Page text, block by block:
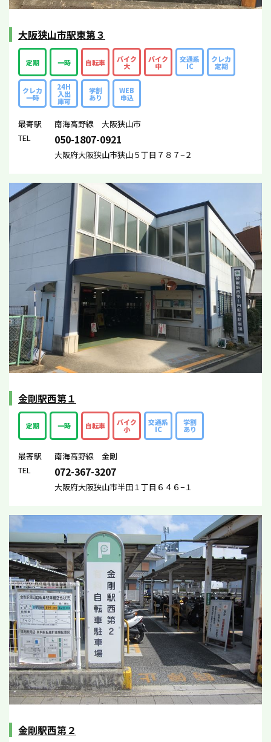
大阪狭山市駅東第３
定期 一時 自転車 バイク
大
バイク
中
交通系
IC
クレカ
定期
クレカ
一時
24H
入出
庫可
学割
あり
WEB
申込
最寄駅
南海高野線 大阪狭山市
TEL
050-1807-0921
大阪府大阪狭山市狭山５丁目７８７−２
金剛駅西第１
定期 一時 自転車 バイク
小
交通系
IC
学割
あり
最寄駅
南海高野線 金剛
TEL
072-367-3207
大阪府大阪狭山市半田１丁目６４６−１
金剛駅西第２